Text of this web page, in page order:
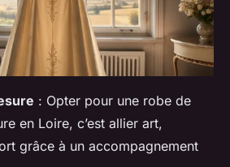
: Opter pour une robe de
en Loire, c’est allier art,
grâce à un accompagnement